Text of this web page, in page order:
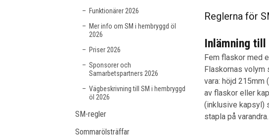
Funktionärer 2026
Mer info om SM i hembryggd öl
2026
Priser 2026
Sponsorer och
Samarbetspartners 2026
Vägbeskrivning till SM i hembryggd
öl 2026
SM-regler
Sommarölsträffar
Reglerna för
Inlämning
Fem flaskor med
Flaskornas volym
vara: höjd 215mm
av flaskor eller
(inklusive kapsyl)
stapla på varandra.